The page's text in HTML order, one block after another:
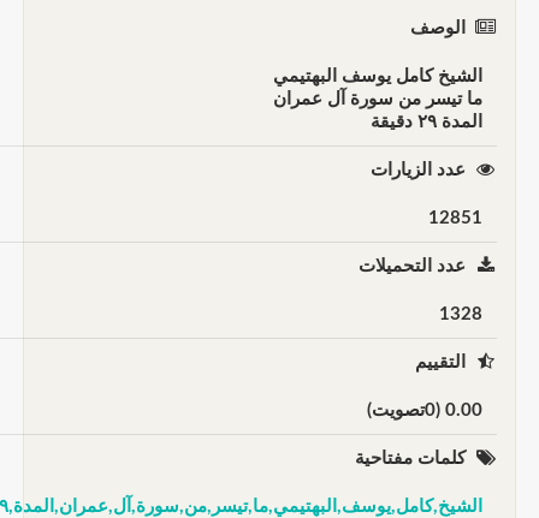
الوصف
الشيخ كامل يوسف البهتيمي
ما تيسر من سورة آل عمران
عدد الزيارات
عدد التحميلات
التقييم
كلمات مفتاحية
الشيخ,كامل,يوسف,البهتيمي,ما,تيسر,من,سورة,آل,عمران,المدة,٢٩,دقيقة